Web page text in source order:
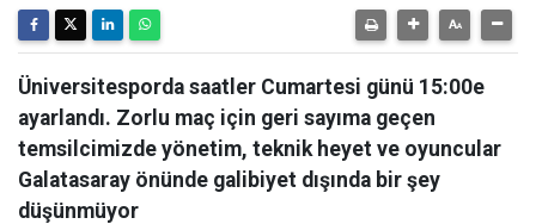
Üniversitesporda saatler Cumartesi günü 15:00e
ayarlandı. Zorlu maç için geri sayıma geçen
temsilcimizde yönetim, teknik heyet ve oyuncular
Galatasaray önünde galibiyet dışında bir şey
düşünmüyor